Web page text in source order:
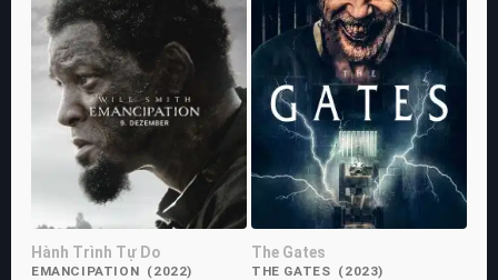
Hành Trình Tự Do
EMANCIPATION (2022)
The Gates
THE GATES (2023)